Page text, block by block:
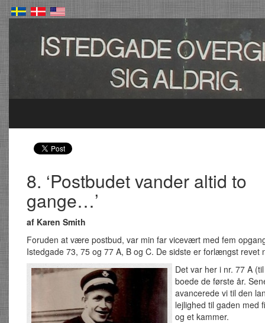
8. ‘Postbudet vander altid to
gange…’
af Karen Smith
Foruden at være postbud, var min far vicevært med fem
Istedgade 73, 75 og 77 A, B og C. De sidste er forlængst revet
Det var her i nr. 77 A
boede de første år.
avancerede vi til den
lejlighed til gaden med
og et kammer.